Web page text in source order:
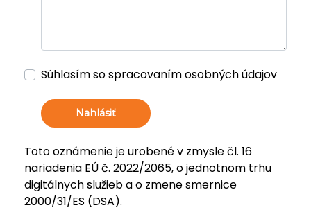
Súhlasím so spracovaním osobných údajov
Nahlásiť
Toto oznámenie je urobené v zmysle čl. 16
nariadenia EÚ č. 2022/2065, o jednotnom trhu
digitálnych služieb a o zmene smernice
2000/31/ES (DSA).